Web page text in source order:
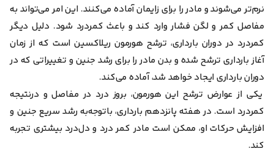
نرم‌تر می‌شوند و مادر را برای زایمان آماده می‌کنند. این امر می‌تواند به
مفاصل کمر و لگن فشار وارد کند و باعث کمردرد شود. دلیل دیگر
کمردرد در دوران بارداری، ترشح هورمون ریلاکسین است که از زمان
آغاز بارداری ترشح شده و بدن مادر را برای رشد جنین و تغییراتی که در
دوران بارداری ایجاد خواهد شد، آماده می‌کند.
یکی از عوارض ترشح این هورمون، بروز درد در مفاصل و درنتیجه
کمردرد است. در هفته پانزدهم بارداری، باتوجه‌به رشد سریع جنین و
افزایش حرکات او، ممکن است مادر کمر درد و دل‌درد بیشتری تجربه
کند.